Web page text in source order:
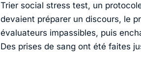
Trier social stress test, un
devaient préparer un discours, le
évaluateurs impassibles, puis
Des prises de sang ont été faites